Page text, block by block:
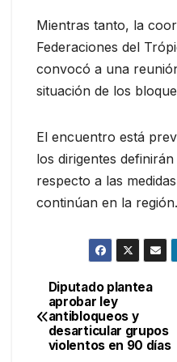
Mientras tanto, la
Federaciones del
convocó a una
situación de los
El encuentro está
los dirigentes
respecto a las
continúan en la región.
Navegación
de
Diputado plantea
aprobar ley
antibloqueos y
desarticular grupos
violentos en 90 días